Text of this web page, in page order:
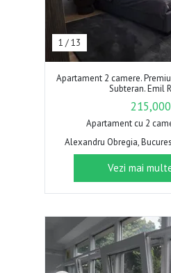
1 /13
Apartament 2 camere.
Subteran. Emil
Apartament cu 2
Alexandru Obregia,
Vezi mai